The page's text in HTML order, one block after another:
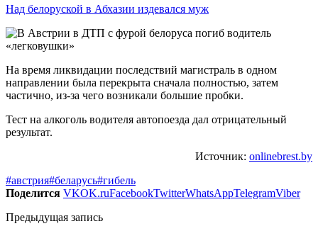
Над белоруской в Абхазии издевался муж
На время ликвидации последствий магистраль в одном
направлении была перекрыта сначала полностью, затем
частично, из-за чего возникали большие пробки.
Тест на алкоголь водителя автопоезда дал отрицательный
результат.
Источник: onlinebrest.by
#австрия#беларусь#гибель
Поделится VKOK.ruFacebookTwitterWhatsAppTelegramViber
Предыдущая запись